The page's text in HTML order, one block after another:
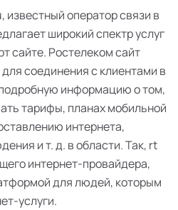
известный оператор связи в
широкий спектр услуг
сайте. Ростелеком сайт
соединения с клиентами в
информацию о том,
тарифы, планах мобильной
интернета,
и т. д. в области. Так, rt
интернет-провайдера,
для людей, которым
услуги.